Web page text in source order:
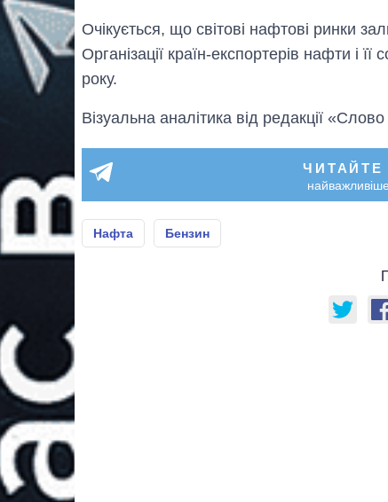
Очікується, що світові нафтові ринки
Організації країн-експортерів нафти і
року.
Візуальна аналітика від редакції
ЧИТАЙТЕ
Нафта Бензин